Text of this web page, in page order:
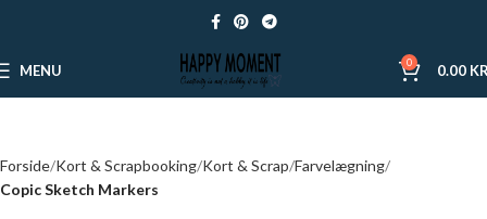
MENU 0 0.00
Forside Kort & Scrapbooking Kort & Scrap Farvelægning
Copic Sketch Markers